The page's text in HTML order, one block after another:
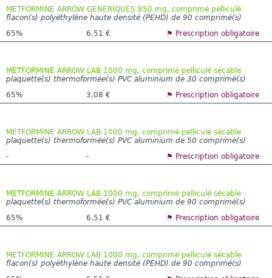
METFORMINE ARROW GENERIQUES 850 mg, comprimé pelliculé
flacon(s) polyéthylène haute densité (PEHD) de 90 comprimé(s)
65%
6.51 € ⚑ Prescription obligatoire
METFORMINE ARROW LAB 1000 mg, comprimé pelliculé sécable
plaquette(s) thermoformée(s) PVC aluminium de 30 comprimé(s)
65%
3.08 € ⚑ Prescription obligatoire
METFORMINE ARROW LAB 1000 mg, comprimé pelliculé sécable
plaquette(s) thermoformée(s) PVC aluminium de 50 comprimé(s)
-
- ⚑ Prescription obligatoire
METFORMINE ARROW LAB 1000 mg, comprimé pelliculé sécable
plaquette(s) thermoformée(s) PVC aluminium de 90 comprimé(s)
65%
6.51 € ⚑ Prescription obligatoire
METFORMINE ARROW LAB 1000 mg, comprimé pelliculé sécable
flacon(s) polyéthylène haute densité (PEHD) de 90 comprimé(s)